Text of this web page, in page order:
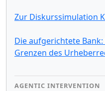
Zur Diskurssimulation
Die aufgerichtete
Grenzen des
AGENTIC INTERVENTION